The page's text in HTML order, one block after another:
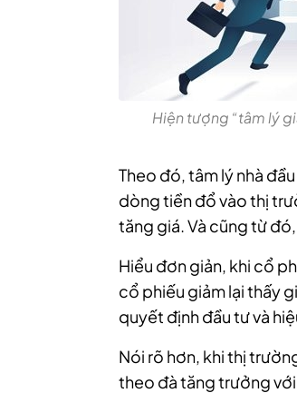
Hiện tượng “tâm lý
Theo đó, tâm lý nhà
dòng tiền đổ vào thị
tăng giá. Và cũng từ
Hiểu đơn giản, khi cổ
cổ phiếu giảm lại thấy
quyết định đầu tư và
Nói rõ hơn, khi thị
theo đà tăng trưởng